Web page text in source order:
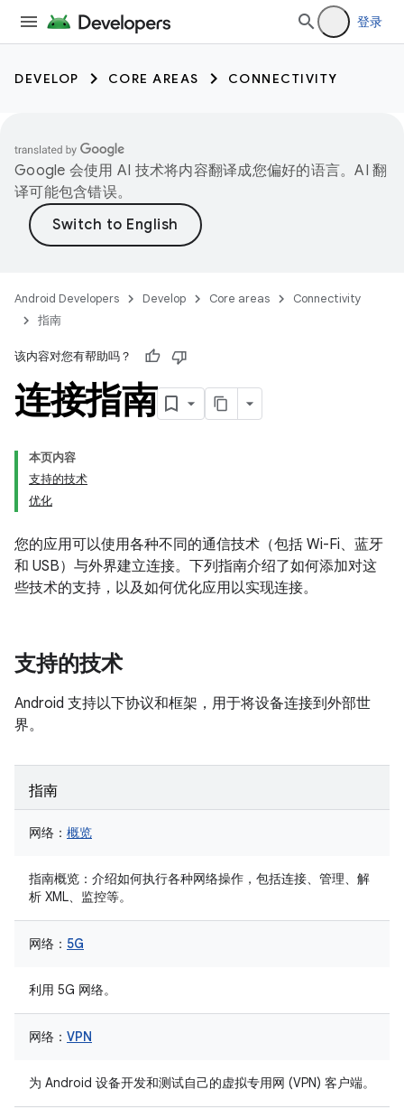
登录
DEVELOP CORE AREAS CONNECTIVITY
Google 会使用 AI 技术将内容翻译成您偏好的语言。AI 翻
译可能包含错误。
Android Developers Develop Core areas
Connectivity
指南
该内容对您有帮助吗？
连接指南
本页内容
支持的技术
优化
您的应用可以使用各种不同的通信技术（包括 Wi-Fi、蓝牙
和 USB）与外界建立连接。下列指南介绍了如何添加对这
些技术的支持，以及如何优化应用以实现连接。
支持的技术
Android 支持以下协议和框架，用于将设备连接到外部世
界。
指南
网络： 概览
指南概览：介绍如何执行各种网络操作，包括连接、管理、解
析 XML、监控等。
网络： 5G
利用 5G 网络。
网络： VPN
为 Android 设备开发和测试自己的虚拟专用网 (VPN) 客户端。